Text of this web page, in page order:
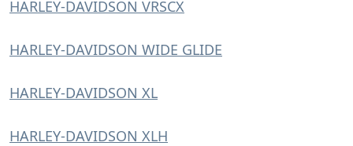
HARLEY-DAVIDSON VRSCX
HARLEY-DAVIDSON WIDE GLIDE
HARLEY-DAVIDSON XL
HARLEY-DAVIDSON XLH